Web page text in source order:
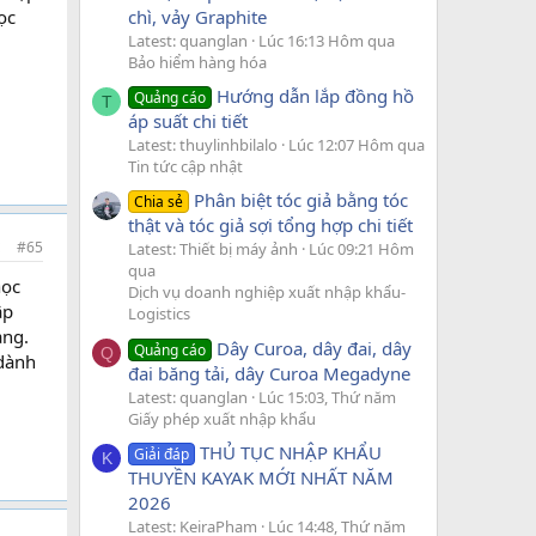
#65
chì, vảy Graphite
Latest: quanglan
Lúc 16:13 Hôm qua
Bảo hiểm hàng hóa
T Quảng cáo Hướng dẫn lắp đồng hồ
áp suất chi tiết
Latest: thuylinhbilalo
Lúc 12:07 Hôm qua
Tin tức cập nhật
Chia sẻ Phân biệt tóc giả bằng tóc
thật và tóc giả sợi tổng hợp chi tiết
Latest: Thiết bị máy ảnh
Lúc 09:21 Hôm
qua
Dịch vụ doanh nghiệp xuất nhập khẩu-
Logistics
Q Quảng cáo Dây Curoa, dây đai, dây
đai băng tải, dây Curoa Megadyne
Latest: quanglan
Lúc 15:03, Thứ năm
Giấy phép xuất nhập khẩu
K Giải đáp THỦ TỤC NHẬP KHẨU
THUYỀN KAYAK MỚI NHẤT NĂM
2026
Latest: KeiraPham
Lúc 14:48, Thứ năm